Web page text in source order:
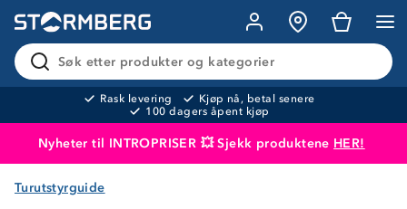
Søk etter produkter og kategorier
Rask levering
Kjøp nå, betal senere
100 dagers åpent kjøp
Nyheter til INTROPRISER 💥 Sjekk produktene HER!
Produktet er lagt i handlekurven
Turutstyrguide